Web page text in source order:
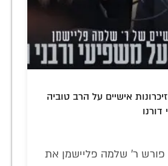
אישיים על הרב טוביה
ר' שלמה פליישמן את